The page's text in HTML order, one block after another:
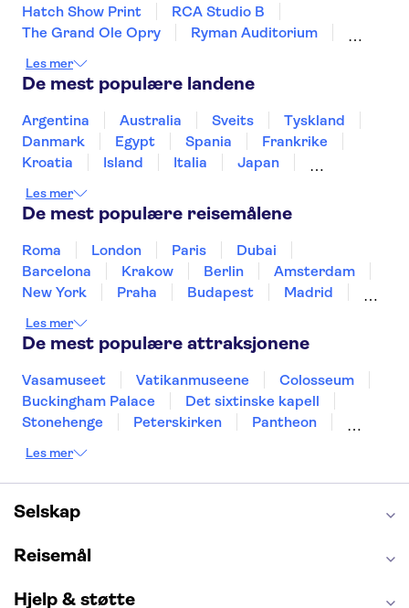
Hatch Show Print
RCA Studio B
The Grand Ole Opry
Ryman Auditorium
Statue of Liberty
French Quarter
Las Vegas Strip
SUMMIT One Vanderbilt
9-11 Memorial and Museum
Grand Canyon
One World Observatory
Central Park
Les mer
De mest populære landene
Argentina Australia Sveits
Tyskland
Danmark
Egypt Spania
Frankrike
Kroatia
Island Italia
Japan
Portugal
Sverige Thailand
Les mer
De mest populære reisemålene
Roma London Paris
Dubai
Barcelona
Krakow Berlin
Amsterdam
New York
Praha Budapest
Madrid
Gdansk
Alicante Riga
Les mer
De mest populære attraksjonene
Vasamuseet Vatikanmuseene
Colosseum
Buckingham Palace
Det sixtinske kapell
Stonehenge
Peterskirken
Pantheon
Burj Khalifa
Alcatraz
Alhambra
Harry Potter Studios
Anne Franks hus
Blue Lagoon
Les mer
Selskap
Reisemål
Hjelp & støtte